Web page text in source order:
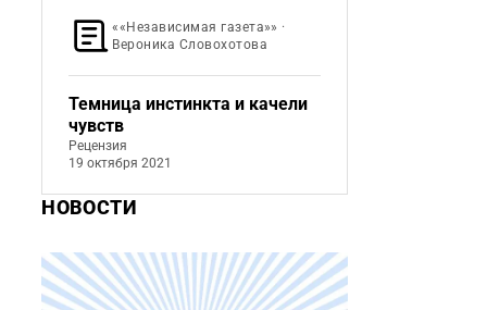
««Независимая газета»» ·
Вероника Словохотова
Темница инстинкта и качели
чувств
Рецензия
19 октября 2021
НОВОСТИ